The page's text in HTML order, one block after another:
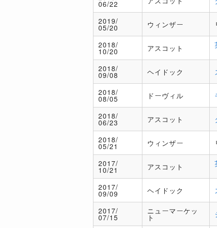
06/22
2019/
05/20 ウィンザー
2018/
10/20 アスコット
2018/
09/08 ヘイドック
2018/
08/05 ドーヴィル
2018/
06/23 アスコット
2018/
05/21 ウィンザー
2017/
10/21 アスコット
2017/
09/09 ヘイドック
2017/
07/15
ニューマーケッ
ト